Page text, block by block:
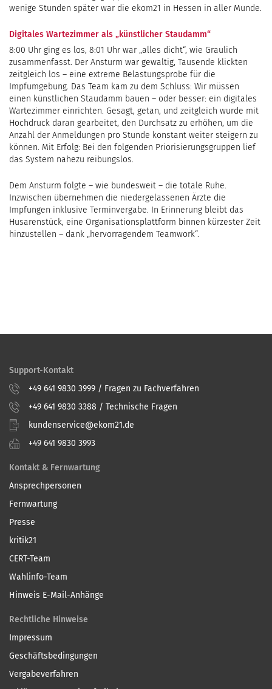
wenige Stunden später war die ekom21 in Hessen in aller Munde.
Digitales Wartezimmer als „künstlicher Staudamm“
8:00 Uhr ging es los, 8:01 Uhr war „alles dicht“, wie Graulich
zusammenfasst. Der Ansturm war gewaltig, Tausende klickten
zeitgleich los – eine extreme Belastungsprobe für die
Impfumgebung. Das Team kam zu dem Schluss: Wir müssen
einen künstlichen Staudamm bauen – oder besser: ein digitales
Wartezimmer einrichten. Gesagt, getan, und zeitgleich wurde mit
Hochdruck daran gearbeitet, den Durchsatz zu erhöhen, um die
Anzahl der Anmeldungen pro Stunde konstant weiter steigern zu
können. Mit Erfolg: Bei den folgenden Priorisierungsgruppen lief
das System nahezu reibungslos.
Dem Ansturm folgte – wie bundesweit – die totale Ruhe.
Inzwischen übernehmen die niedergelassenen Ärzte die
Impfungen inklusive Terminvergabe. In Erinnerung bleibt das
Husarenstück, eine Organisationsplattform binnen kürzester Zeit
hinzustellen – dank „hervorragendem Teamwork“.
Support-Kontakt
+49 641 9830 3999 / Fragen zu Fachverfahren
+49 641 9830 3388 / Technische Fragen
kundenservice@ekom21.de
+49 641 9830 3993
Kontakt & Fernwartung
Ansprechpersonen
Fernwartung
Presse
kritik21
CERT-Team
Wahlinfo-Team
Hinweis E-Mail-Anhänge
Rechtliche Hinweise
Impressum
Geschäftsbedingungen
Vergabeverfahren